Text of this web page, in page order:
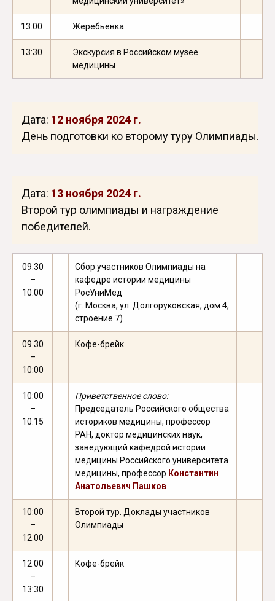
13:00 Жеребьевка
13:30
Экскурсия в Российском музее
медицины
Дата: 12 ноября 2024 г.
День подготовки ко второму туру Олимпиады.
Дата: 13 ноября 2024 г.
Второй тур олимпиады и награждение
победителей.
09:30
–
10:00
Сбор участников Олимпиады на
кафедре истории медицины
РосУниМед
(г. Москва, ул. Долгоруковская, дом 4,
строение 7)
09.30
–
10:00
Кофе-брейк
10:00
–
10:15
Приветственное слово:
Председатель Российского общества
историков медицины, профессор
РАН, доктор медицинских наук,
заведующий кафедрой истории
медицины Российского университета
медицины, профессор Константин
Анатольевич Пашков
10:00
–
12:00
Второй тур. Доклады участников
Олимпиады
12:00
–
13:30
Кофе-брейк